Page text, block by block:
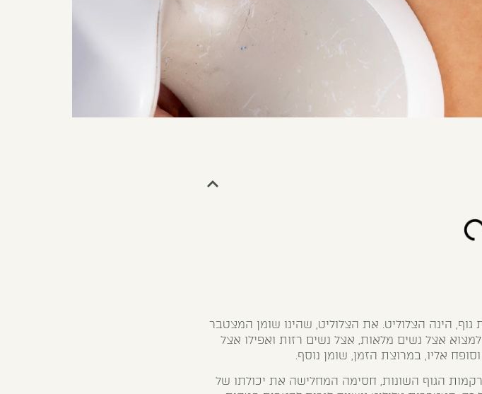
הינה הצלוליט. את הצלוליט, שהינו שומן המצטבר
למצוא אצל נשים מלאות, אצל נשים רזות ואפילו אצל
אליו, במרוצת הזמן, שומן נוסף.
הגוף השונות, חסימה המחלישה את יכולתו של